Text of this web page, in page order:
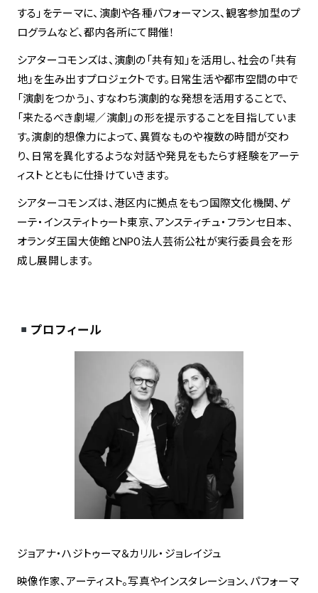
する」をテーマに、演劇や各種パフォーマンス、観客参加型のプ
ログラムなど、都内各所にて開催！
シアターコモンズは、演劇の「共有知」を活用し、社会の「共有
地」を生み出すプロジェクトです。日常生活や都市空間の中で
「演劇をつかう」、すなわち演劇的な発想を活用することで、
「来たるべき劇場／演劇」の形を提示することを目指していま
す。演劇的想像力によって、異質なものや複数の時間が交わ
り、日常を異化するような対話や発見をもたらす経験をアーテ
ィストとともに仕掛けていきます。
シアターコモンズは、港区内に拠点をもつ国際文化機関、ゲ
ーテ・インスティトゥート東京、アンスティチュ・フランセ日本、
オランダ王国大使館とNPO法人芸術公社が実行委員会を形
成し展開します。
プロフィール
ジョアナ・ハジトゥーマ＆カリル・ジョレイジュ
映像作家、アーティスト。写真やインスタレーション、パフォーマ